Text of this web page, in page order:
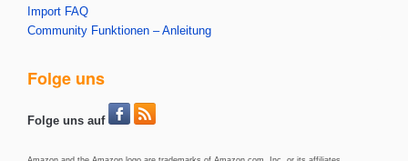
Import FAQ
Community Funktionen – Anleitung
Folge uns
Folge uns auf